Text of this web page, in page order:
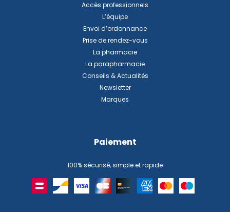
Accès professionnels
L’équipe
Envoi d’ordonnance
Prise de rendez-vous
La pharmacie
La parapharmacie
Conseils & Actualités
Newsletter
Marques
Paiement
100% sécurisé, simple et rapide